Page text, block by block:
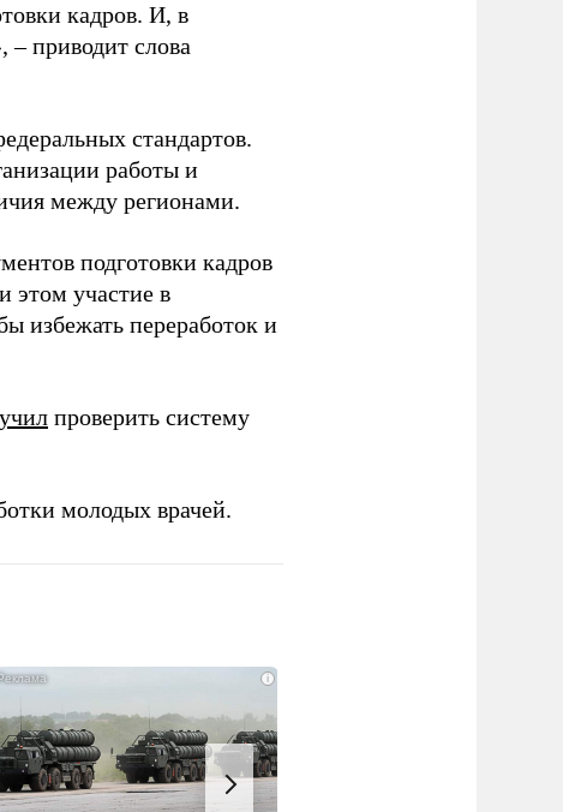
кадров. И, в
– приводит слова
стандартов.
работы и
между регионами.
подготовки кадров
этом участие в
избежать переработок и
проверить систему
молодых врачей.
i